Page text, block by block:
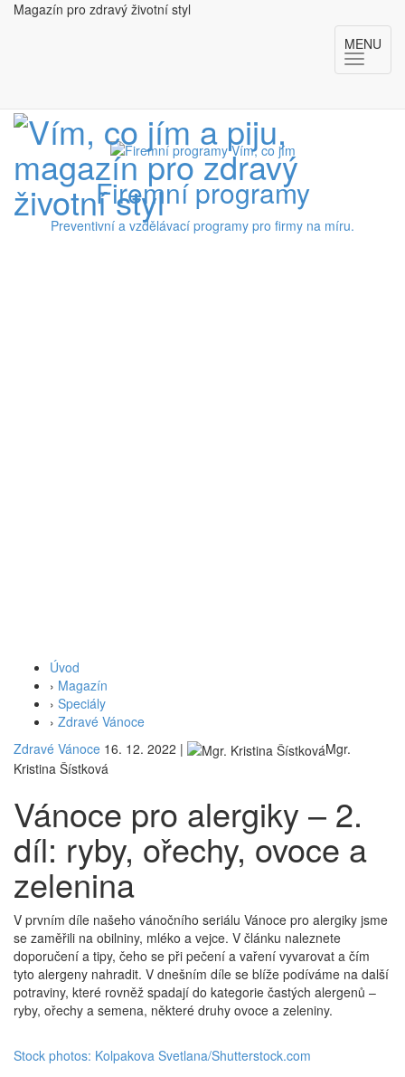
Magazín pro zdravý životní styl
MENU
Firemní programy
Preventivní a vzdělávací programy pro firmy na míru.
Úvod
› Magazín
› Speciály
› Zdravé Vánoce
Zdravé Vánoce 16. 12. 2022 |
Mgr.
Kristina Šístková
Vánoce pro alergiky – 2.
díl: ryby, ořechy, ovoce a
zelenina
V prvním díle našeho vánočního seriálu Vánoce pro alergiky jsme
se zaměřili na obilniny, mléko a vejce. V článku naleznete
doporučení a tipy, čeho se při pečení a vaření vyvarovat a čím
tyto alergeny nahradit. V dnešním díle se blíže podíváme na další
potraviny, které rovněž spadají do kategorie častých alergenů –
ryby, ořechy a semena, některé druhy ovoce a zeleniny.
Stock photos: Kolpakova Svetlana/Shutterstock.com